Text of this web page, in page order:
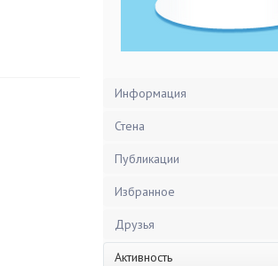
Информация
Стена
Публикации
Избранное
Друзья
Активность